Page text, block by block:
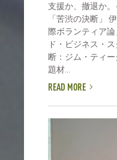
支援か、撤退か
「苦渋の決断」
際ボランティア
ド・ビジネス・
断：ジム・ティ
題材...
READ MORE